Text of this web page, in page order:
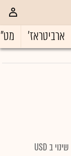
ארביטראז'
שינוי ב USD